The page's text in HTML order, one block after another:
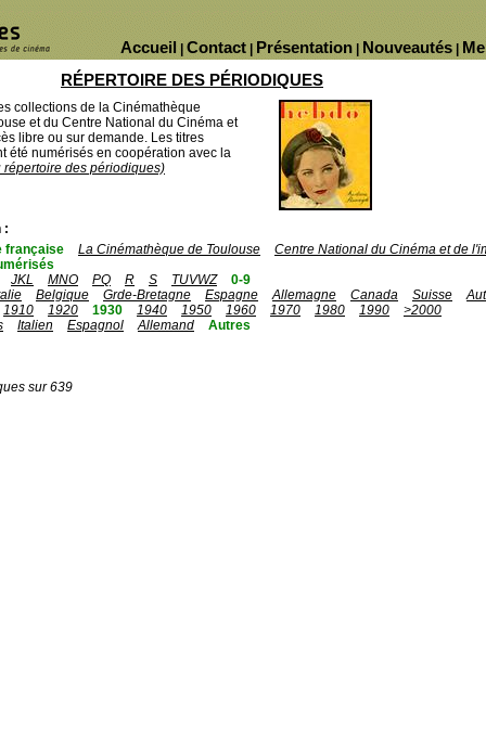
Nouveautés
Présentation
Contact
Accueil
RÉPERTOIRE DES PÉRIODIQUES
collections de la Cinémathèque
et du Centre National du Cinéma et
libre ou sur demande. Les titres
été numérisés en coopération avec la
des périodiques)
:
française
La Cinémathèque de Toulouse
Centre National du Cinéma et de
JKL
MNO PQ R S TUVWZ
0-9
Belgique Grde-Bretagne Espagne Allemagne Canada Suisse
1910
1920 1930 1940 1950 1960 1970 1980 1990
>2000
Italien Espagnol Allemand Autres
sur 639